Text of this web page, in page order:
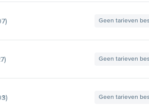
Geen tarieven
Geen tarieven
Geen tarieven